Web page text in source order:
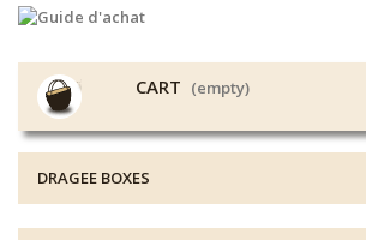
CART (empty)
DRAGEE BOXES